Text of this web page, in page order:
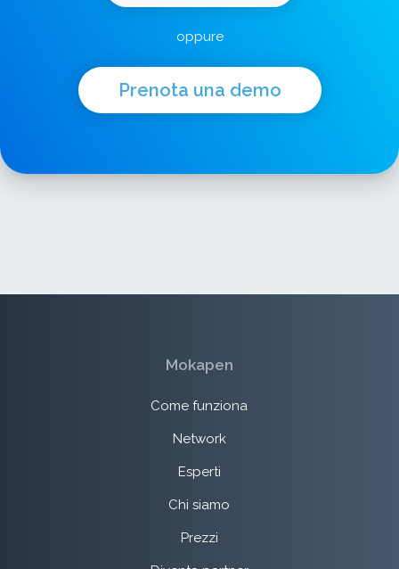
oppure
Prenota una demo
Mokapen
Come funziona
Network
Esperti
Chi siamo
Prezzi